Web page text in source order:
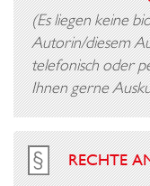
(Es liegen keine
Autorin/diesem
telefonisch oder
Ihnen gerne
RECHTE